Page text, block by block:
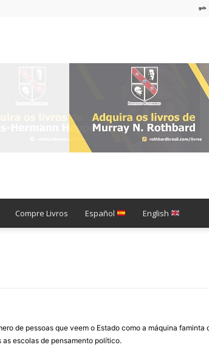
Compre Livros Español English
de pessoas que veem o Estado como a máquina
escolas de pensamento político.